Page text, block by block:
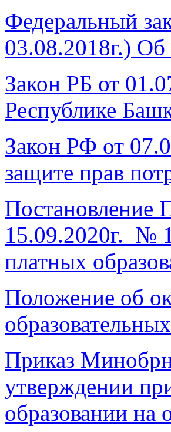
Федеральный
03.08.2018г.) Об
Закон РБ от
Республике
Закон РФ от
защите прав
Постановление
15.09.2020г. №
платных
Положение об
Приказ
утверждении
образовании